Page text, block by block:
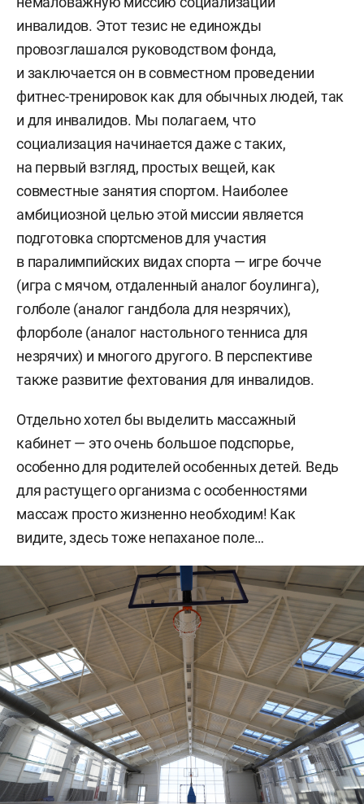
инвалидов. Этот тезис не единожды
провозглашался руководством фонда,
и заключается он в совместном проведении
фитнес-тренировок как для обычных людей, так
и для инвалидов. Мы полагаем, что
социализация начинается даже с таких,
на первый взгляд, простых вещей, как
совместные занятия спортом. Наиболее
амбициозной целью этой миссии является
подготовка спортсменов для участия
в паралимпийских видах спорта — игре бочче
(игра с мячом, отдаленный аналог боулинга),
голболе (аналог гандбола для незрячих),
флорболе (аналог настольного тенниса для
незрячих) и многого другого. В перспективе
также развитие фехтования для инвалидов.
Отдельно хотел бы выделить массажный
кабинет — это очень большое подспорье,
особенно для родителей особенных детей. Ведь
для растущего организма с особенностями
массаж просто жизненно необходим! Как
видите, здесь тоже непаханое поле…